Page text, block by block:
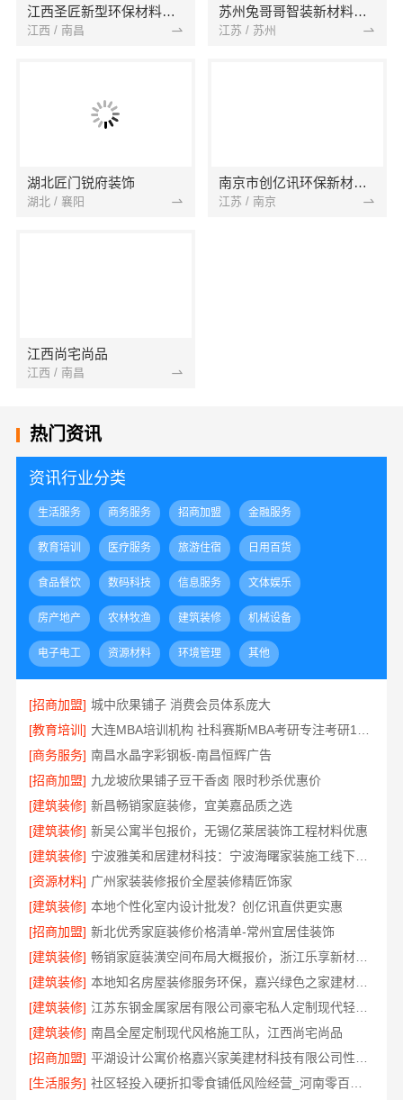
江西圣匠新型环保材料有限公司
江西 / 南昌
苏州兔哥哥智装新材料有限公司
江苏 / 苏州
湖北匠门锐府装饰
湖北 / 襄阳
南京市创亿讯环保新材料有限公司
江苏 / 南京
江西尚宅尚品
江西 / 南昌
热门资讯
资讯行业分类
生活服务 商务服务 招商加盟 金融服务
教育培训 医疗服务 旅游住宿 日用百货
食品餐饮 数码科技 信息服务 文体娱乐
房产地产 农林牧渔 建筑装修 机械设备
电子电工 资源材料 环境管理 其他
[招商加盟] 城中欣果铺子 消费会员体系庞大
[教育培训]
[商务服务] 南昌水晶字彩钢板-南昌恒辉广告
[招商加盟] 九龙坡欣果铺子豆干香卤 限时秒杀优惠价
[建筑装修] 新昌畅销家庭装修，宜美嘉品质之选
[建筑装修] 新吴公寓半包报价，无锡亿莱居装饰工程材料优惠
[建筑装修]
宁波雅美和居建材科技：宁波海曙家装施工线下门店地址
[资源材料] 广州家装装修报价全屋装修精匠饰家
[建筑装修] 本地个性化室内设计批发？创亿讯直供更实惠
[招商加盟] 新北优秀家庭装修价格清单-常州宜居佳装饰
[建筑装修]
畅销家庭装潢空间布局大概报价，浙江乐享新材料有限公司
[建筑装修]
本地知名房屋装修服务环保，嘉兴绿色之家建材科技
[建筑装修]
江苏东钢金属家居有限公司豪宅私人定制现代轻奢流程
[建筑装修] 南昌全屋定制现代风格施工队，江西尚宅尚品
[招商加盟]
[生活服务]